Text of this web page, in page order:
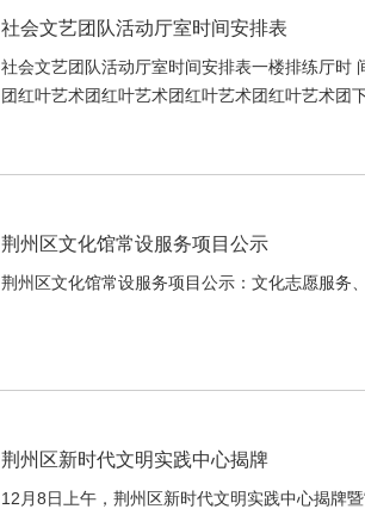
社会文艺团队活动厅室时间安排表
社会文艺团队活动厅室时间安排表一楼排练厅
团红叶艺术团红叶艺术团红叶艺术团红叶艺术
荆州区文化馆常设服务项目公示
荆州区文化馆常设服务项目公示：文化志愿服务
荆州区新时代文明实践中心揭牌
12月8日上午，荆州区新时代文明实践中心揭牌